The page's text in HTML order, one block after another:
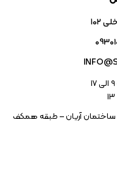
ساختمان آریان – طبقه همکف